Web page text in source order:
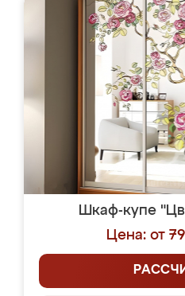
Шкаф-купе
Цена: от